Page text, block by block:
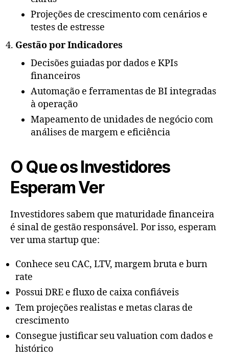
Projeções de crescimento com cenários e
testes de estresse
Gestão por Indicadores
Decisões guiadas por dados e KPIs
financeiros
Automação e ferramentas de BI integradas
à operação
Mapeamento de unidades de negócio com
análises de margem e eficiência
O Que os Investidores
Esperam Ver
Investidores sabem que maturidade financeira
é sinal de gestão responsável. Por isso, esperam
ver uma startup que:
Conhece seu CAC, LTV, margem bruta e burn
rate
Possui DRE e fluxo de caixa confiáveis
Tem projeções realistas e metas claras de
crescimento
Consegue justificar seu valuation com dados e
histórico